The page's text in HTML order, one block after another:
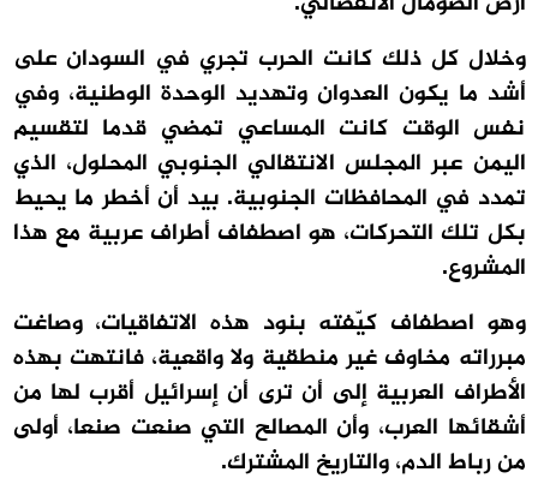
وخلال كل ذلك كانت الحرب تجري في السودان على
أشد ما يكون العدوان وتهديد الوحدة الوطنية، وفي
نفس الوقت كانت المساعي تمضي قدما لتقسيم
اليمن عبر المجلس الانتقالي الجنوبي المحلول، الذي
تمدد في المحافظات الجنوبية. بيد أن أخطر ما يحيط
بكل تلك التحركات، هو اصطفاف أطراف عربية مع هذا
المشروع.
وهو اصطفاف كيّفته بنود هذه الاتفاقيات، وصاغت
مبرراته مخاوف غير منطقية ولا واقعية، فانتهت بهذه
الأطراف العربية إلى أن ترى أن إسرائيل أقرب لها من
أشقائها العرب، وأن المصالح التي صنعت صنعا، أولى
من رباط الدم، والتاريخ المشترك.